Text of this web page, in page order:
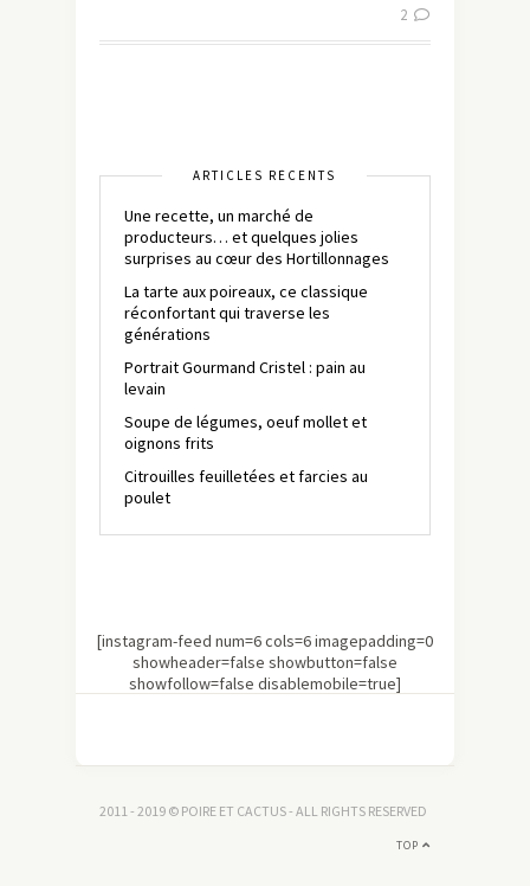
2
ARTICLES RÉCENTS
Une recette, un marché de
producteurs… et quelques jolies
surprises au cœur des Hortillonnages
La tarte aux poireaux, ce classique
réconfortant qui traverse les
générations
Portrait Gourmand Cristel : pain au
levain
Soupe de légumes, oeuf mollet et
oignons frits
Citrouilles feuilletées et farcies au
poulet
[instagram-feed num=6 cols=6 imagepadding=0
showheader=false showbutton=false
showfollow=false disablemobile=true]
2011 - 2019 © POIRE ET CACTUS - ALL RIGHTS RESERVED
TOP